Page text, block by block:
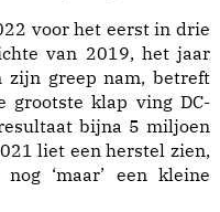
voor het eerst in drie
van 2019, het jaar
zijn greep nam, betreft
grootste klap ving DC-
bijna 5 miljoen
liet een herstel zien,
‘maar’ een kleine